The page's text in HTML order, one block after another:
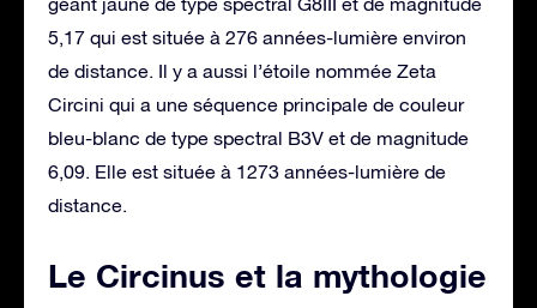
5,17 qui est située à 276 années-lumière environ
de distance. Il y a aussi l’étoile nommée Zeta
Circini qui a une séquence principale de couleur
bleu-blanc de type spectral B3V et de magnitude
6,09. Elle est située à 1273 années-lumière de
distance.
Le Circinus et la mythologie